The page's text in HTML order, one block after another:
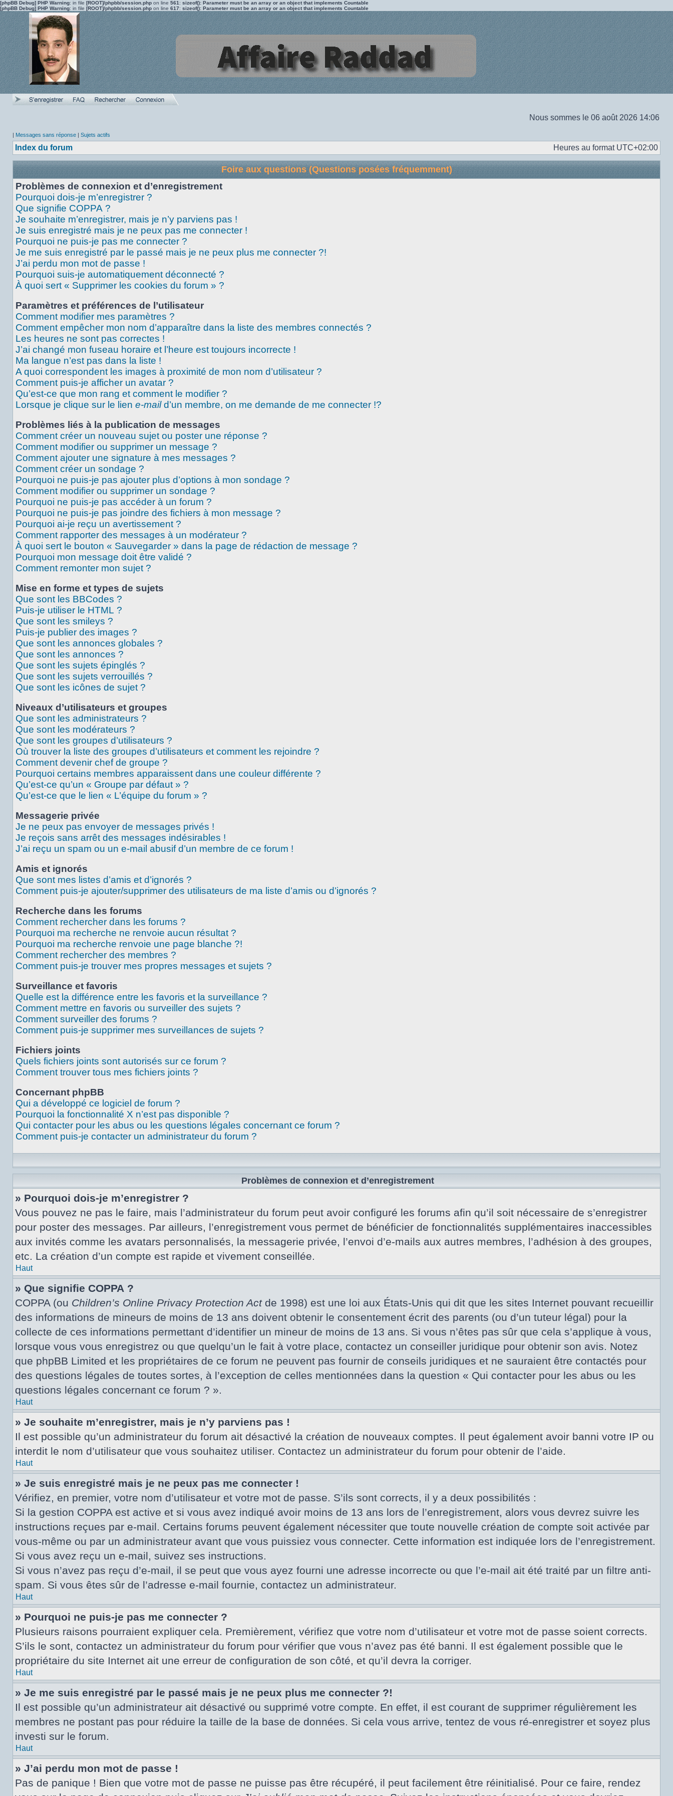
[phpBB Debug] PHP Warning: in file [ROOT]/phpbb/session.php on line 561 : sizeof(): Parameter must be an array or an object that implements Countable
[phpBB Debug] PHP Warning: in file [ROOT]/phpbb/session.php on line 617: sizeof(): Parameter must be an array or an object that implements Countable
Nous sommes le 06 août 2026 14:06
| Messages sans réponse | Sujets actifs
Index du forum Heures au format UTC+02:00
Foire aux questions (Questions posées fréquemment)
Problèmes de connexion et d’enregistrement
Pourquoi dois-je m’enregistrer ?
Que signifie COPPA ?
Je souhaite m’enregistrer, mais je n’y parviens pas !
Je suis enregistré mais je ne peux pas me connecter !
Pourquoi ne puis-je pas me connecter ?
Je me suis enregistré par le passé mais je ne peux plus me connecter ?!
J’ai perdu mon mot de passe !
Pourquoi suis-je automatiquement déconnecté ?
À quoi sert « Supprimer les cookies du forum » ?
Paramètres et préférences de l’utilisateur
Comment modifier mes paramètres ?
Comment empêcher mon nom d’apparaître dans la liste des membres connectés ?
Les heures ne sont pas correctes !
J’ai changé mon fuseau horaire et l’heure est toujours incorrecte !
Ma langue n’est pas dans la liste !
A quoi correspondent les images à proximité de mon nom d’utilisateur ?
Comment puis-je afficher un avatar ?
Qu’est-ce que mon rang et comment le modifier ?
Lorsque je clique sur le lien e-maild’un membre, on me demande de me connecter !?
Problèmes liés à la publication de messages
Comment créer un nouveau sujet ou poster une réponse ?
Comment modifier ou supprimer un message ?
Comment ajouter une signature à mes messages ?
Comment créer un sondage ?
Pourquoi ne puis-je pas ajouter plus d’options à mon sondage ?
Comment modifier ou supprimer un sondage ?
Pourquoi ne puis-je pas accéder à un forum ?
Pourquoi ne puis-je pas joindre des fichiers à mon message ?
Pourquoi ai-je reçu un avertissement ?
Comment rapporter des messages à un modérateur ?
À quoi sert le bouton « Sauvegarder » dans la page de rédaction de message ?
Pourquoi mon message doit être validé ?
Comment remonter mon sujet ?
Mise en forme et types de sujets
Que sont les BBCodes ?
Puis-je utiliser le HTML ?
Que sont les smileys ?
Puis-je publier des images ?
Que sont les annonces globales ?
Que sont les annonces ?
Que sont les sujets épinglés ?
Que sont les sujets verrouillés ?
Que sont les icônes de sujet ?
Niveaux d’utilisateurs et groupes
Que sont les administrateurs ?
Que sont les modérateurs ?
Que sont les groupes d’utilisateurs ?
Où trouver la liste des groupes d’utilisateurs et comment les rejoindre ?
Comment devenir chef de groupe ?
Pourquoi certains membres apparaissent dans une couleur différente ?
Qu’est-ce qu’un « Groupe par défaut » ?
Qu’est-ce que le lien « L’équipe du forum » ?
Messagerie privée
Je ne peux pas envoyer de messages privés !
Je reçois sans arrêt des messages indésirables !
J’ai reçu un spam ou un e-mail abusif d’un membre de ce forum !
Amis et ignorés
Que sont mes listes d’amis et d’ignorés ?
Comment puis-je ajouter/supprimer des utilisateurs de ma liste d’amis ou d’ignorés ?
Recherche dans les forums
Comment rechercher dans les forums ?
Pourquoi ma recherche ne renvoie aucun résultat ?
Pourquoi ma recherche renvoie une page blanche ?!
Comment rechercher des membres ?
Comment puis-je trouver mes propres messages et sujets ?
Surveillance et favoris
Quelle est la différence entre les favoris et la surveillance ?
Comment mettre en favoris ou surveiller des sujets ?
Comment surveiller des forums ?
Comment puis-je supprimer mes surveillances de sujets ?
Fichiers joints
Quels fichiers joints sont autorisés sur ce forum ?
Comment trouver tous mes fichiers joints ?
Concernant phpBB
Qui a développé ce logiciel de forum ?
Pourquoi la fonctionnalité X n’est pas disponible ?
Qui contacter pour les abus ou les questions légales concernant ce forum ?
Comment puis-je contacter un administrateur du forum ?
Problèmes de connexion et d’enregistrement
» Pourquoi dois-je m’enregistrer ?
Vous pouvez ne pas le faire, mais l’administrateur du forum peut avoir configuré les forums afin qu’il soit nécessaire de s’enregistrer
pour poster des messages. Par ailleurs, l’enregistrement vous permet de bénéficier de fonctionnalités supplémentaires inaccessibles
aux invités comme les avatars personnalisés, la messagerie privée, l’envoi d’e-mails aux autres membres, l’adhésion à des groupes,
etc. La création d’un compte est rapide et vivement conseillée.
Haut
» Que signifie COPPA ?
COPPA (ou Children’s Online Privacy Protection Actde 1998) est une loi aux États-Unis qui dit que les sites Internet pouvant recueillir
des informations de mineurs de moins de 13 ans doivent obtenir le consentement écrit des parents (ou d’un tuteur légal) pour la
collecte de ces informations permettant d’identifier un mineur de moins de 13 ans. Si vous n’êtes pas sûr que cela s’applique à vous,
lorsque vous vous enregistrez ou que quelqu’un le fait à votre place, contactez un conseiller juridique pour obtenir son avis. Notez
que phpBB Limited et les propriétaires de ce forum ne peuvent pas fournir de conseils juridiques et ne sauraient être contactés pour
des questions légales de toutes sortes, à l’exception de celles mentionnées dans la question « Qui contacter pour les abus ou les
questions légales concernant ce forum ? ».
Haut
» Je souhaite m’enregistrer, mais je n’y parviens pas !
Il est possible qu’un administrateur du forum ait désactivé la création de nouveaux comptes. Il peut également avoir banni votre IP ou
interdit le nom d’utilisateur que vous souhaitez utiliser. Contactez un administrateur du forum pour obtenir de l’aide.
Haut
» Je suis enregistré mais je ne peux pas me connecter !
Vérifiez, en premier, votre nom d’utilisateur et votre mot de passe. S’ils sont corrects, il y a deux possibilités :
Si la gestion COPPA est active et si vous avez indiqué avoir moins de 13 ans lors de l’enregistrement, alors vous devrez suivre les
instructions reçues par e-mail. Certains forums peuvent également nécessiter que toute nouvelle création de compte soit activée par
vous-même ou par un administrateur avant que vous puissiez vous connecter. Cette information est indiquée lors de l’enregistrement.
Si vous avez reçu un e-mail, suivez ses instructions.
Si vous n’avez pas reçu d’e-mail, il se peut que vous ayez fourni une adresse incorrecte ou que l’e-mail ait été traité par un filtre anti-
spam. Si vous êtes sûr de l’adresse e-mail fournie, contactez un administrateur.
Haut
» Pourquoi ne puis-je pas me connecter ?
Plusieurs raisons pourraient expliquer cela. Premièrement, vérifiez que votre nom d’utilisateur et votre mot de passe soient corrects.
S’ils le sont, contactez un administrateur du forum pour vérifier que vous n’avez pas été banni. Il est également possible que le
propriétaire du site Internet ait une erreur de configuration de son côté, et qu’il devra la corriger.
Haut
» Je me suis enregistré par le passé mais je ne peux plus me connecter ?!
Il est possible qu’un administrateur ait désactivé ou supprimé votre compte. En effet, il est courant de supprimer régulièrement les
membres ne postant pas pour réduire la taille de la base de données. Si cela vous arrive, tentez de vous ré-enregistrer et soyez plus
investi sur le forum.
Haut
» J’ai perdu mon mot de passe !
Pas de panique ! Bien que votre mot de passe ne puisse pas être récupéré, il peut facilement être réinitialisé. Pour ce faire, rendez